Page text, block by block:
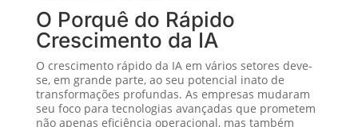
O Porquê do Rápido
Crescimento da IA
O crescimento rápido da IA em vários setores deve-
se, em grande parte, ao seu potencial inato de
transformações profundas. As empresas mudaram
seu foco para tecnologias avançadas que prometem
não apenas eficiência operacional, mas também